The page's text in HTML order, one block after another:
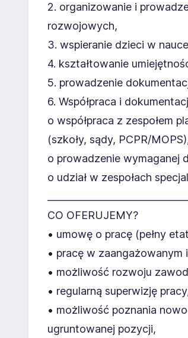
2. organizowanie i
rozwojowych,
3. wspieranie dzieci w
4. kształtowanie
5. prowadzenie
6. Współpraca i
o współpraca z zespołem
(szkoły, sądy, PCPR/
o prowadzenie wymaganej
o udział w zespołach
CO OFERUJEMY?
• umowę o pracę (pełny
• pracę w zaangażowanym
• możliwość rozwoju
• regularną superwizję
• możliwość poznania
ugruntowanej pozycji,